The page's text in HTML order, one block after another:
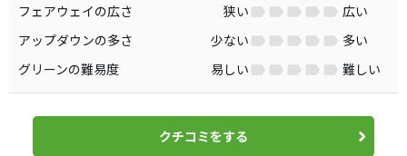
フェアウェイの広さ
狭い
広い
アップダウンの多さ
少ない
多い
グリーンの難易度
易しい 難しい
クチコミをする